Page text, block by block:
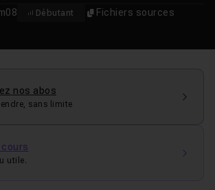
Débutant Fichiers sources
nos abos
sans limite
utile.